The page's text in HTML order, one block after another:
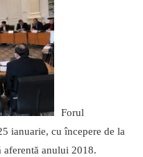
Forul
ianuarie, cu începere de la
anului 2018.